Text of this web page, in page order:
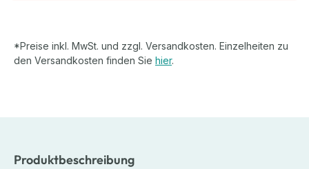
*Preise inkl. MwSt. und zzgl. Versandkosten. Einzelheiten zu
den Versandkosten finden Sie hier.
Produktbeschreibung